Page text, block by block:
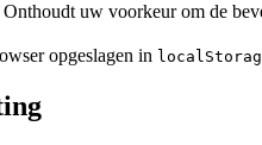
Onthoudt uw voorkeur om de
opgeslagen in